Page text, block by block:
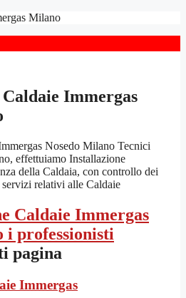
Milano
Immergas
Nosedo Milano Tecnici
effettuiamo Installazione
della Caldaia, con controllo dei
relativi alle Caldaie
pagina
Immergas